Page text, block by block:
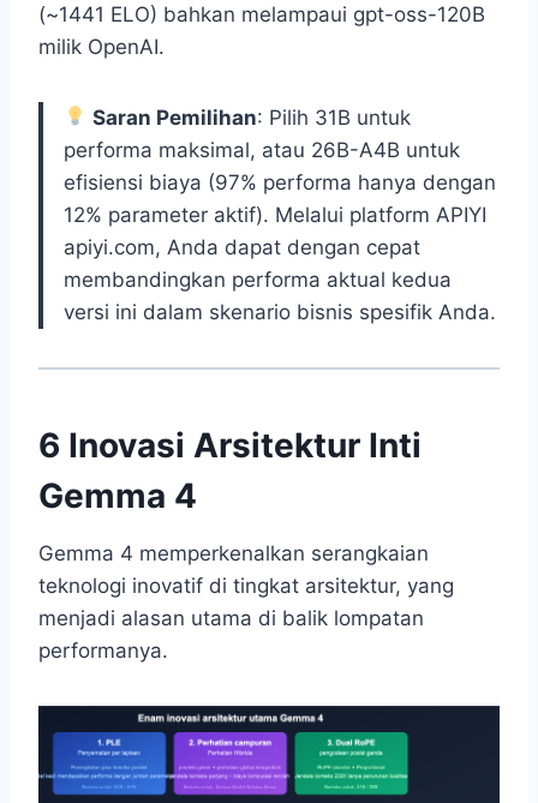
(~1441 ELO) bahkan melampaui gpt-oss-120B
milik OpenAI.
Saran Pemilihan: Pilih 31B untuk
performa maksimal, atau 26B-A4B untuk
efisiensi biaya (97% performa hanya dengan
12% parameter aktif). Melalui platform APIYI
apiyi.com, Anda dapat dengan cepat
membandingkan performa aktual kedua
versi ini dalam skenario bisnis spesifik Anda.
6 Inovasi Arsitektur Inti
Gemma 4
Gemma 4 memperkenalkan serangkaian
teknologi inovatif di tingkat arsitektur, yang
menjadi alasan utama di balik lompatan
performanya.